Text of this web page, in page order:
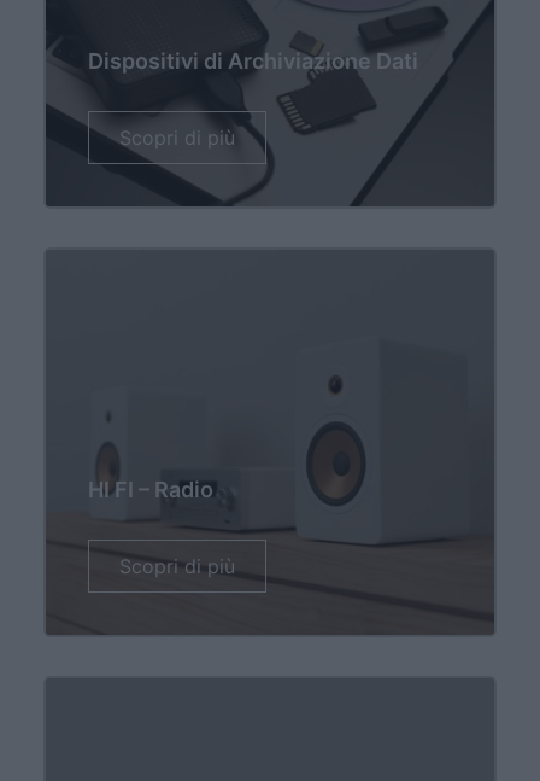
Dispositivi di Archiviazione Dati
Scopri di più
HI FI – Radio
Scopri di più